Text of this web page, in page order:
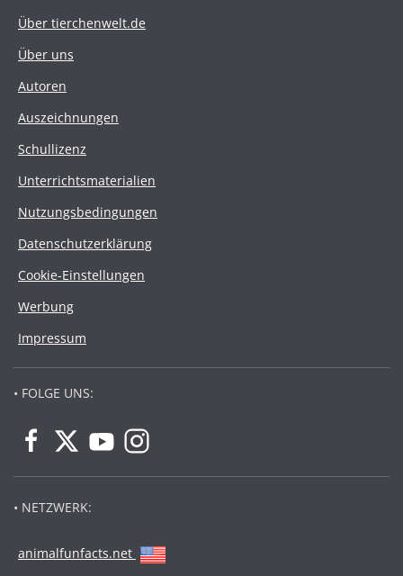
Über tierchenwelt.de
Über uns
Autoren
Auszeichnungen
Schullizenz
Unterrichtsmaterialien
Nutzungsbedingungen
Datenschutzerklärung
Cookie-Einstellungen
Werbung
Impressum
• FOLGE UNS:
• NETZWERK:
animalfunfacts.net